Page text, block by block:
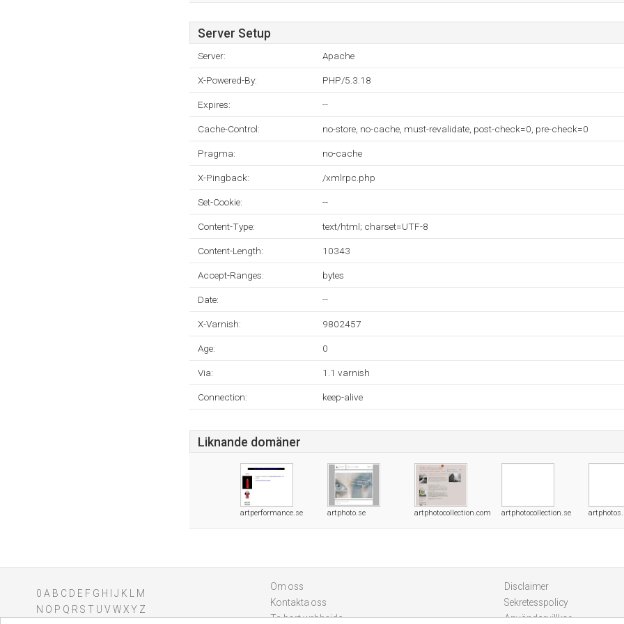
Server Setup
Server: Apache
X-Powered-By: PHP/5.3.18
Expires: --
Cache-Control: no-store, no-cache, must-revalidate, post-check=0, pre-check=0
Pragma: no-cache
X-Pingback: /xmlrpc.php
Set-Cookie: --
Content-Type: text/html; charset=UTF-8
Content-Length: 10343
Accept-Ranges: bytes
Date: --
X-Varnish: 9802457
Age: 0
Via: 1.1 varnish
Connection: keep-alive
Liknande domäner
artperformance.se artphoto.se artphotocollection.com artphotocollection.se
0 A B C D E F G H J K
M
N O P Q R S T U V WXY Z
Om oss
Kontakta oss
Ta bort webbsida
Disclaimer
Sekretesspolicy
Användarvillkor